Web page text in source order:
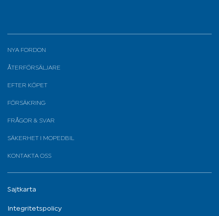
NYA FORDON
ÅTERFÖRSÄLJARE
EFTER KÖPET
FÖRSÄKRING
FRÅGOR & SVAR
SÄKERHET I MOPEDBIL
KONTAKTA OSS
Sajtkarta
Integritetspolicy